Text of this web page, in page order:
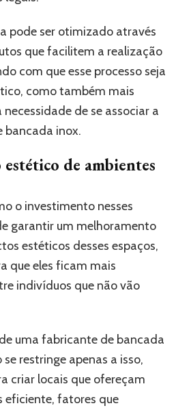
pode ser otimizado através
que facilitem a realização
com que esse processo seja
como também mais
de se associar a
bancada inox.
de ambientes
o investimento nesses
garantir um melhoramento
estéticos desses espaços,
que eles ficam mais
indivíduos que não vão
uma fabricante de bancada
restringe apenas a isso,
criar locais que ofereçam
eficiente, fatores que